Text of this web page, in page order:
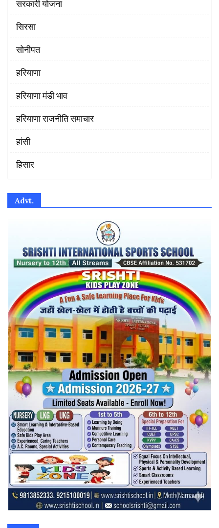
सरकारी योजना
सिरसा
सोनीपत
हरियाणा
हरियाणा मंडी भाव
हरियाणा राजनीति समाचार
हांसी
हिसार
Advt.